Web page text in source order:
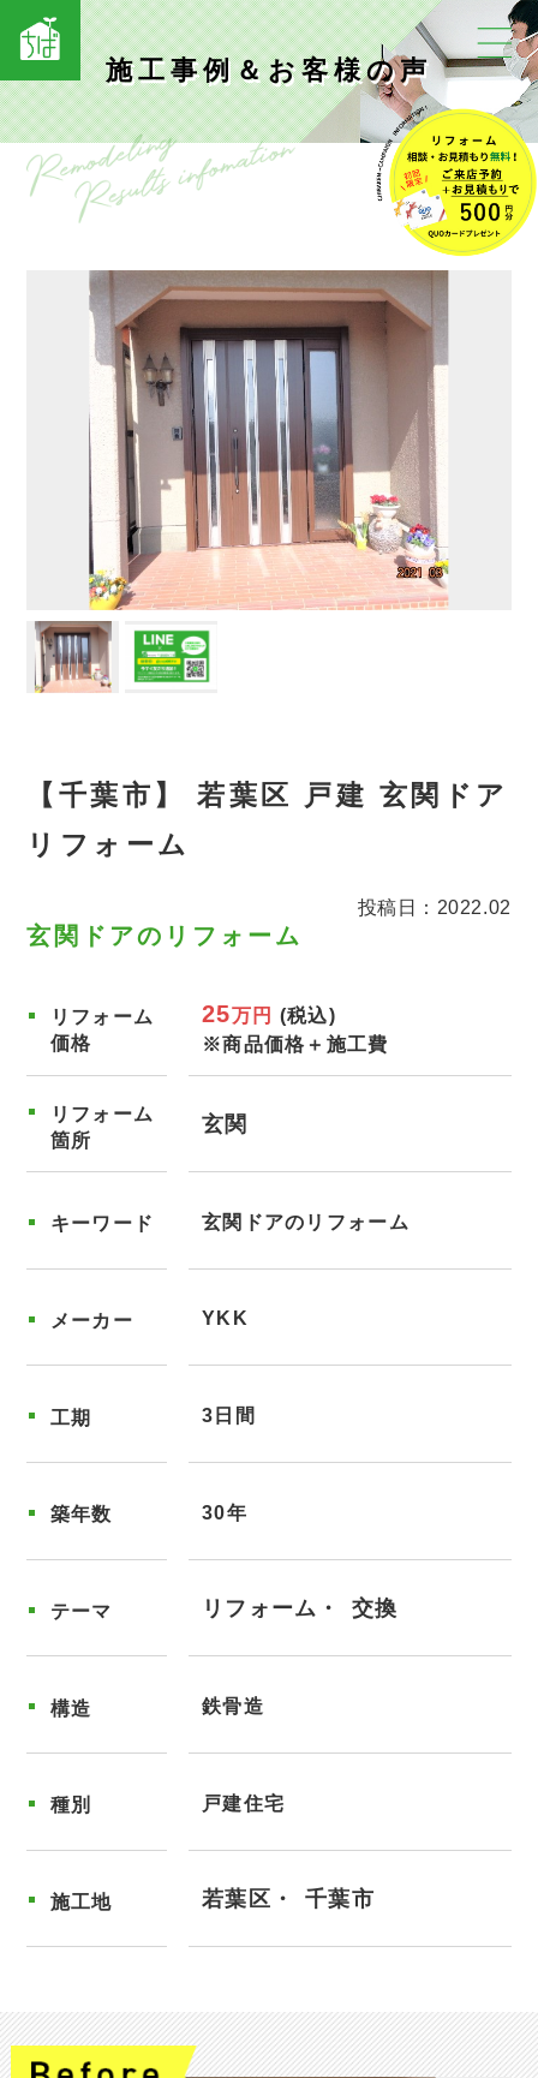
施工事例＆お客様の声
【千葉市】 若葉区 戸建 玄関ドア
リフォーム
投稿日：2022.02
玄関ドアのリフォーム
リフォーム
価格
25万円 (税込)
※商品価格＋施工費
リフォーム
箇所
玄関
キーワード 玄関ドアのリフォーム
メーカー YKK
工期 3日間
築年数 30年
テーマ リフォーム 交換
構造 鉄骨造
種別 戸建住宅
施工地 若葉区 千葉市